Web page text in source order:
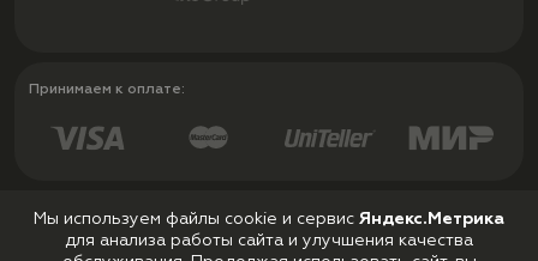
Принимаем к оплате:
Политика конфиденциальности
Мы используем файлы cookie и сервис Яндекс.Метрика
для анализа работы сайта и улучшения качества